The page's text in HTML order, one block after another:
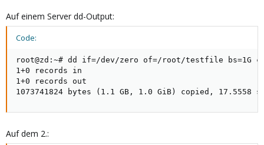
Auf einem Server dd-Output:
Code:
root@zd:~# dd if=/dev/zero of=/root/testfile bs=1G
1+0 records in
1+0 records out
1073741824 bytes (1.1 GB, 1.0 GiB) copied, 17.5558
Auf dem 2.: